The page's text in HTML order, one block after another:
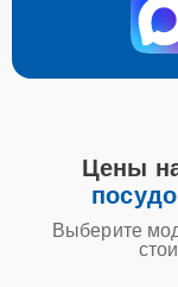
Цены
Выберите